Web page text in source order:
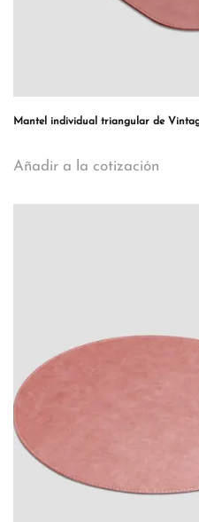
Mantel individual triangular de
Añadir a la cotización